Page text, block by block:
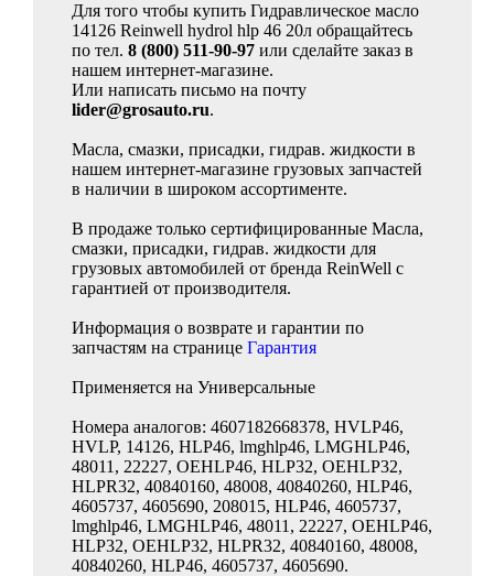
Для того чтобы купить Гидравлическое масло
14126 Reinwell hydrol hlp 46 20л обращайтесь
по тел. 8 (800) 511-90-97 или сделайте заказ в
нашем интернет-магазине.
Или написать письмо на почту
lider@grosauto.ru.
Масла, смазки, присадки, гидрав. жидкости в
нашем интернет-магазине грузовых запчастей
в наличии в широком ассортименте.
В продаже только сертифицированные Масла,
смазки, присадки, гидрав. жидкости для
грузовых автомобилей от бренда ReinWell с
гарантией от производителя.
Информация о возврате и гарантии по
запчастям на странице Гарантия
Применяется на Универсальные
Номера аналогов: 4607182668378, HVLP46,
HVLP, 14126, HLP46, lmghlp46, LMGHLP46,
48011, 22227, OEHLP46, HLP32, OEHLP32,
HLPR32, 40840160, 48008, 40840260, HLP46,
4605737, 4605690, 208015, HLP46, 4605737,
lmghlp46, LMGHLP46, 48011, 22227, OEHLP46,
HLP32, OEHLP32, HLPR32, 40840160, 48008,
40840260, HLP46, 4605737, 4605690.